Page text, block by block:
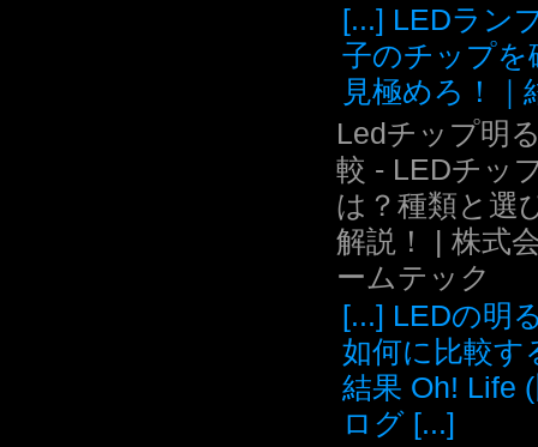
[...] LEDラン
子のチップを
見極めろ！｜
Ledチップ明
較 - LEDチッ
は？種類と選
解説！ | 株式
ームテック
[...] LEDの明
如何に比較す
結果 Oh! Life
ログ [...]